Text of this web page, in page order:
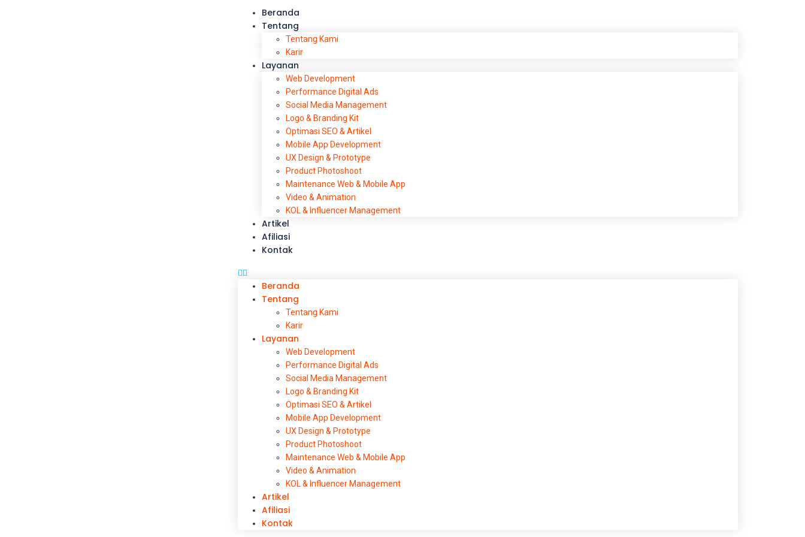
Beranda
Tentang
Tentang Kami
Karir
Layanan
Web Development
Performance Digital Ads
Social Media Management
Logo & Branding Kit
Optimasi SEO & Artikel
Mobile App Development
UX Design & Prototype
Product Photoshoot
Maintenance Web & Mobile App
Video & Animation
KOL & Influencer Management
Artikel
Afiliasi
Kontak
Beranda
Tentang
Tentang Kami
Karir
Layanan
Web Development
Performance Digital Ads
Social Media Management
Logo & Branding Kit
Optimasi SEO & Artikel
Mobile App Development
UX Design & Prototype
Product Photoshoot
Maintenance Web & Mobile App
Video & Animation
KOL & Influencer Management
Artikel
Afiliasi
Kontak